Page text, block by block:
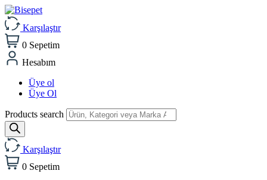
Karşılaştır
0 Sepetim
Hesabım
Üye ol
Üye Ol
Products search
Karşılaştır
0 Sepetim